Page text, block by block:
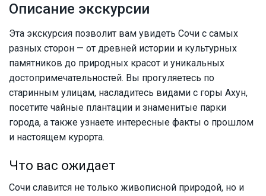
Описание экскурсии
Эта экскурсия позволит вам увидеть Сочи с самых
разных сторон — от древней истории и культурных
памятников до природных красот и уникальных
достопримечательностей. Вы прогуляетесь по
старинным улицам, насладитесь видами с горы Ахун,
посетите чайные плантации и знаменитые парки
города, а также узнаете интересные факты о прошлом
и настоящем курорта.
Что вас ожидает
Сочи славится не только живописной природой, но и